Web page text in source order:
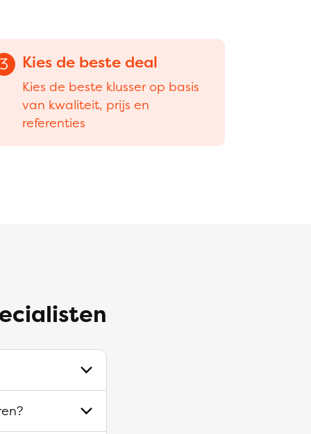
3 Kies de beste deal
Kies de beste klusser op basis
van kwaliteit, prijs en
referenties